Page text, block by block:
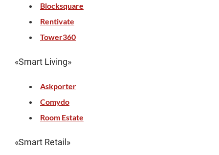
Blocksquare
Rentivate
Tower360
«Smart Living»
Askporter
Comydo
Room Estate
«Smart Retail»